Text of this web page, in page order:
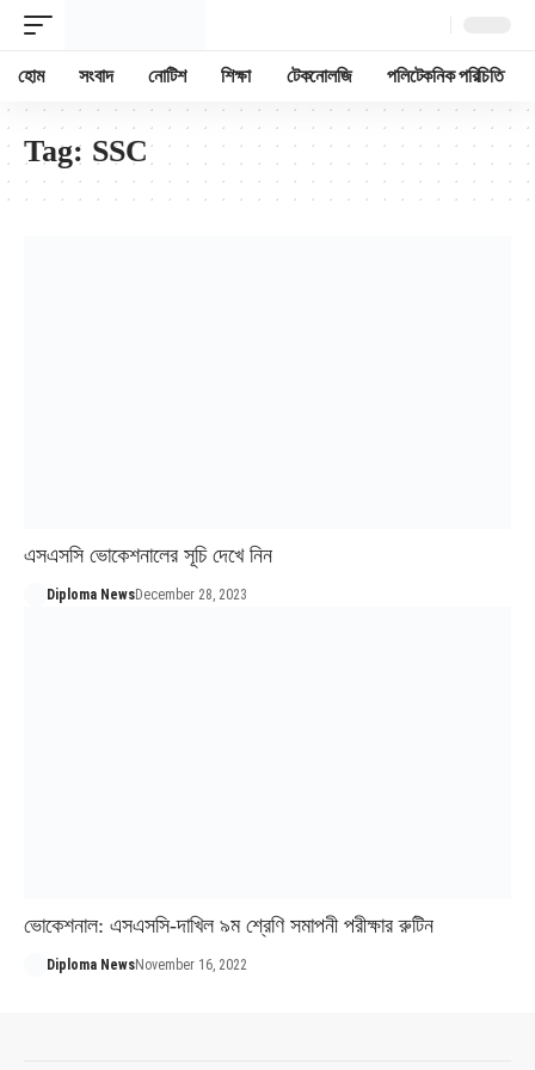
হোম সংবাদ নোটিশ শিক্ষা টেকনোলজি পলিটেকনিক পরিচিতি
Tag: SSC
এসএসসি ভোকেশনালের সূচি দেখে নিন
Diploma NewsDecember 28, 2023
ভোকেশনাল: এসএসসি-দাখিল ৯ম শ্রেণি সমাপনী পরীক্ষার রুটিন
Diploma NewsNovember 16, 2022